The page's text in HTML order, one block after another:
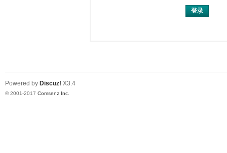
登录
Powered by Discuz! X3.4
© 2001-2017 Comsenz Inc.